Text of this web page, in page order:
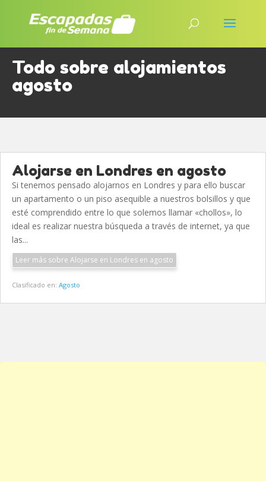
Todo sobre alojamientos
agosto
Alojarse en Londres en agosto
Si tenemos pensado alojarnos en Londres y para ello buscar
un apartamento o un piso asequible a nuestros bolsillos y que
esté comprendido entre lo que solemos llamar «chollos», lo
ideal es realizar nuestra búsqueda a través de internet, ya que
las...
Leer más sobre Alojarse en Londres en agosto
Clasificado en: Agosto